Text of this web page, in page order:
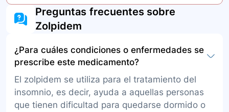
Preguntas frecuentes sobre
Zolpidem
¿Para cuáles condiciones o enfermedades se
prescribe este medicamento?
El zolpidem se utiliza para el tratamiento del
insomnio, es decir, ayuda a aquellas personas
que tienen dificultad para quedarse dormido o